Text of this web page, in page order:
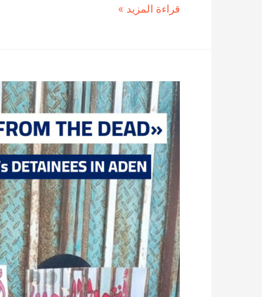
إشهار
الصراري
كنموذج
للعدالة
التصالحية
وبناء
السلام
في
اليمن
قراءة المزيد »